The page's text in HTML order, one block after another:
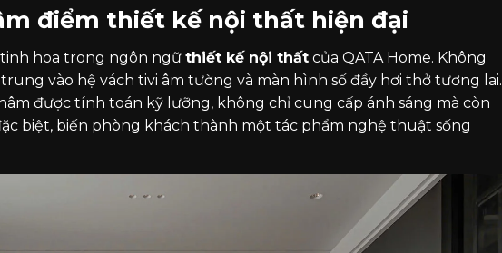
điểm thiết kế nội thất hiện đại
hoa trong ngôn ngữ thiết kế nội thất của QATA Home. Không
vào hệ vách tivi âm tường và màn hình số đầy hơi thở tương lai.
được tính toán kỹ lưỡng, không chỉ cung cấp ánh sáng mà còn
biệt, biến phòng khách thành một tác phẩm nghệ thuật sống